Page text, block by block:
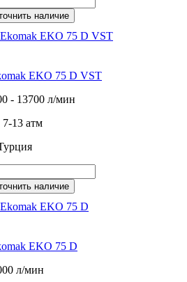
наличие
EKO 75 D VST
- 13700 л/мин
13 атм
наличие
EKO 75 D
л/мин